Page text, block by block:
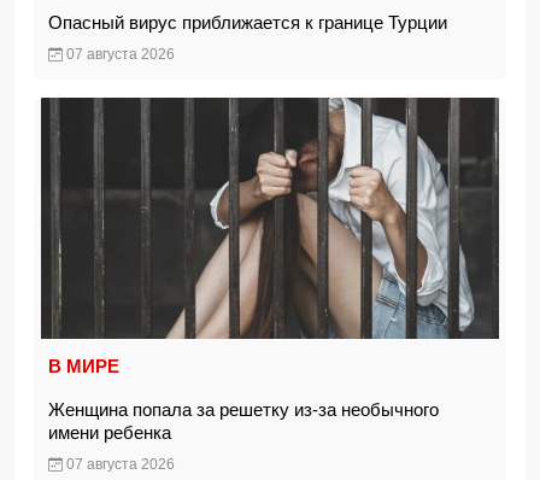
Опасный вирус приближается к границе Турции
07 августа 2026
В МИРЕ
Женщина попала за решетку из-за необычного
имени ребенка
07 августа 2026